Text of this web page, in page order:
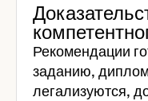
Рекомендации
заданию,
легализуются,